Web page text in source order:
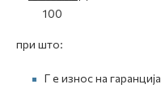
100
при што:
Г е износ на